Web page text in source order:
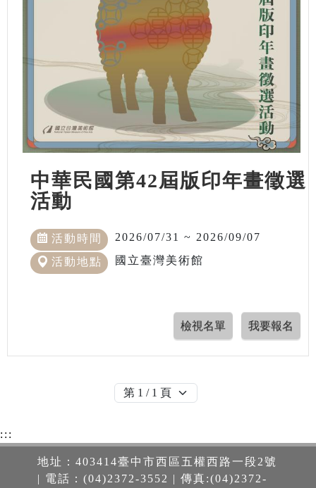
中華民國第42屆版印年畫徵選
活動
活動時間 2026/07/31 ~ 2026/09/07
活動地點 國立臺灣美術館
:::
地址：403414臺中市西區五權西路一段2號
| 電話：(04)2372-3552 | 傳真:(04)2372-